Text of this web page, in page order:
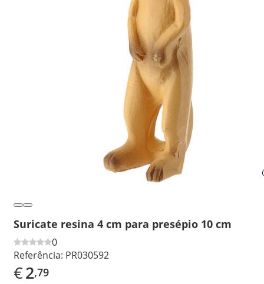
Suricate resina 4 cm para presépio 10 cm
0
Referência: PR030592
€2,79